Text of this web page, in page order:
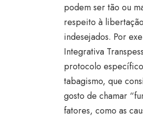
podem ser tão ou
respeito à
indesejados. Por
Integrativa
protocolo
tabagismo, que
gosto de chamar
fatores, como as